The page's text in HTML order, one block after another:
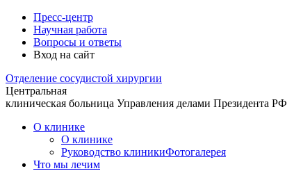
Пресс-центр
Научная работа
Вопросы и ответы
Вход на сайт
Отделение сосудистой хирургии
Центральная
клиническая больница Управления делами Президента РФ
О клинике
О клинике
Руководство клиникиФотогалерея
Что мы лечим